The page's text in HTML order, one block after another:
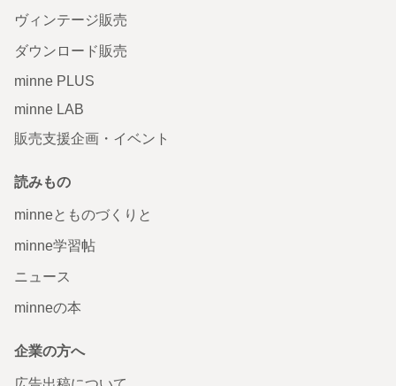
ヴィンテージ販売
ダウンロード販売
minne PLUS
minne LAB
販売支援企画・イベント
読みもの
minneとものづくりと
minne学習帖
ニュース
minneの本
企業の方へ